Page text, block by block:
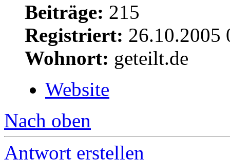
Beiträge: 215
Registriert: 26.10.2005
Wohnort: geteilt.de
Website
Nach oben
Antwort erstellen